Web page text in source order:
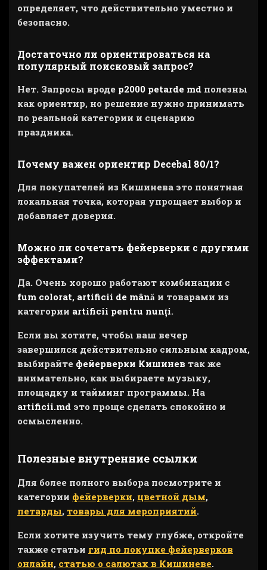
определяет, что действительно уместно и
безопасно.
Достаточно ли ориентироваться на
популярный поисковый запрос?
Нет. Запросы вроде p2000 petarde md полезны
как ориентир, но решение нужно принимать
по реальной категории и сценарию
праздника.
Почему важен ориентир Decebal 80/1?
Для покупателей из Кишинева это понятная
локальная точка, которая упрощает выбор и
добавляет доверия.
Можно ли сочетать фейерверки с другими
эффектами?
Да. Очень хорошо работают комбинации с
fum colorat, artificii de mână и товарами из
категории artificii pentru nunți.
Если вы хотите, чтобы ваш вечер
завершился действительно сильным кадром,
выбирайте фейерверки Кишинев так же
внимательно, как выбираете музыку,
площадку и тайминг программы. На
artificii.md это проще сделать спокойно и
осмысленно.
Полезные внутренние ссылки
Для более полного выбора посмотрите и
категории фейерверки, цветной дым,
петарды, товары для мероприятий.
Если хотите изучить тему глубже, откройте
также статьи гид по покупке фейерверков
онлайн, статью о салютах в Кишиневе.